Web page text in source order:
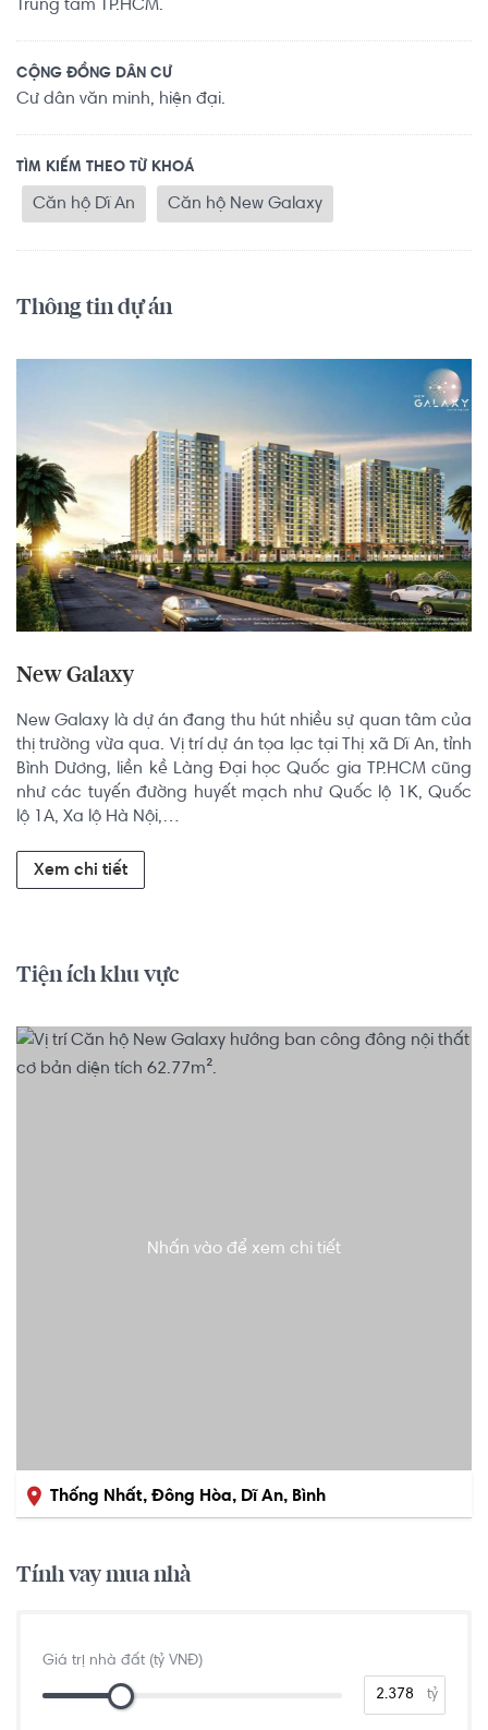
Trung tâm TP.HCM.
CỘNG ĐỒNG DÂN CƯ
Cư dân văn minh, hiện đại.
TÌM KIẾM THEO TỪ KHOÁ
Căn hộ Dĩ An Căn hộ New Galaxy
Thông tin dự án
New Galaxy
New Galaxy là dự án đang thu hút nhiều sự quan tâm của
thị trường vừa qua. Vị trí dự án tọa lạc tại Thị xã Dĩ An, tỉnh
Bình Dương, liền kề Làng Đại học Quốc gia TP.HCM cũng
như các tuyến đường huyết mạch như Quốc lộ 1K, Quốc
lộ 1A, Xa lộ Hà Nội,…
Xem chi tiết
Tiện ích khu vực
Nhấn vào để xem chi tiết
Thống Nhất, Đông Hòa, Dĩ An, Bình
Tính vay mua nhà
Giá trị nhà đất (tỷ VNĐ)
tỷ